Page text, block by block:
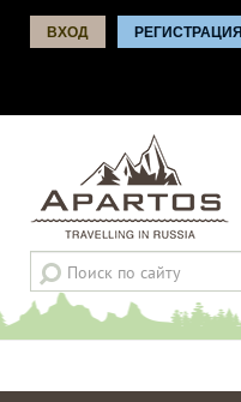
ВХОД РЕГИСТРАЦИЯ